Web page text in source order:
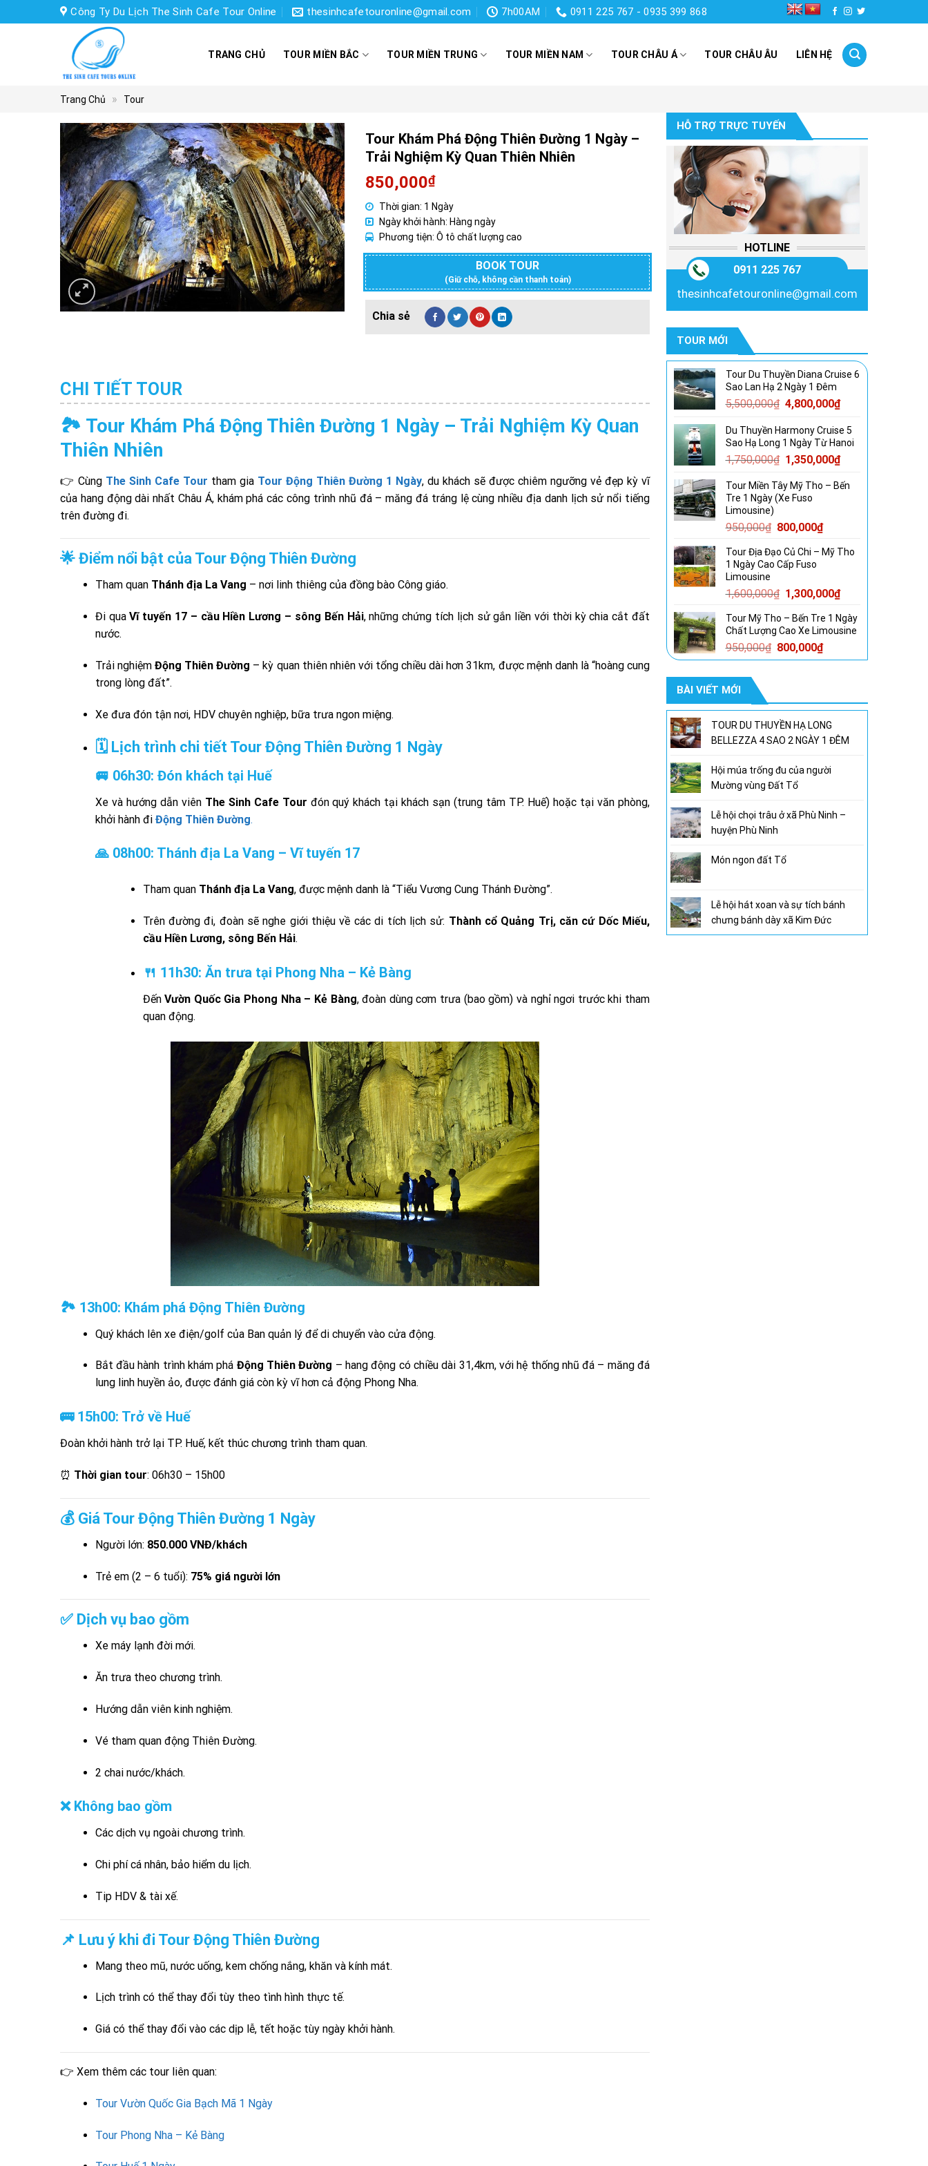
to
Công Ty Du Lịch The Sinh Cafe Tour Online thesinhcafetouronline@gmail.com 7h00AM 0911 225 767 - 0935 399 868
TRANG CHỦ TOUR MIỀN BẮC TOUR MIỀN TRUNG TOUR MIỀN NAM TOUR CHÂU Á TOUR CHÂU ÂU LIÊN HỆ
Trang Chủ » Tour
HỖ TRỢ TRỰC TUYẾN
HOTLINE
0911 225 767
thesinhcafetouronline@gmail.com
TOUR MỚI
Tour Du Thuyền Diana Cruise 6
Sao Lan Hạ 2 Ngày 1 Đêm
5,500,000₫ Giá
là:
5,500,000₫.
4,800,000₫Giá
tại
là:
4,800,000₫.
Du Thuyền Harmony Cruise 5
Sao Hạ Long 1 Ngày Từ Hanoi
1,750,000₫ Giá
là:
1,750,000₫.
1,350,000₫Giá
tại
Tour Miền Tây Mỹ Tho – Bến
Tre 1 Ngày (Xe Fuso
Limousine)
950,000₫ Giá
là:
950,000₫.
800,000₫Giá
tại
Tour Địa Đạo Củ Chi – Mỹ Tho
1 Ngày Cao Cấp Fuso
Limousine
1,600,000₫ Giá
là:
1,600,000₫.
1,300,000₫Giá
tại
là:
Tour Mỹ Tho – Bến Tre 1 Ngày
Chất Lượng Cao Xe Limousine
950,000₫ Giá
gốc
800,000₫Giá
hiện
800,000₫.
BÀI VIẾT MỚI
TOUR DU THUYỀN HẠ LONG
BELLEZZA 4 SAO 2 NGÀY 1 ĐÊM
Hội múa trống đu của người
Mường vùng Đất Tổ
Lễ hội chọi trâu ở xã Phù Ninh –
huyện Phù Ninh
Món ngon đất Tổ
Lễ hội hát xoan và sự tích bánh
chưng bánh dày xã Kim Đức
Tour Khám Phá Động Thiên Đường 1 Ngày –
Trải Nghiệm Kỳ Quan Thiên Nhiên
850,000₫
Thời gian: 1 Ngày
Ngày khởi hành: Hàng ngày
Phương tiện: Ô tô chất lượng cao
BOOK TOUR
(Giữ chỗ, không cần thanh toán)
CHI TIẾT TOUR
🏞️ Tour Khám Phá Động Thiên Đường 1 Ngày – Trải Nghiệm Kỳ Quan
Thiên Nhiên
👉 Cùng The Sinh Cafe Tour tham gia Tour Động Thiên Đường 1 Ngày, du khách sẽ được chiêm ngưỡng vẻ đẹp kỳ vĩ
của hang động dài nhất Châu Á, khám phá các công trình nhũ đá – măng đá tráng lệ cùng nhiều địa danh lịch sử nổi tiếng
trên đường đi.
🌟 Điểm nổi bật của Tour Động Thiên Đường
Tham quan Thánh địa La Vang – nơi linh thiêng của đồng bào Công giáo.
Đi quaVĩ tuyến 17 – cầu Hiền Lương – sông Bến Hải, những chứng tích lịch sử gắn liền với thời kỳ chia cắt đất
nước.
Trải nghiệmĐộng Thiên Đường – kỳ quan thiên nhiên với tổng chiều dài hơn 31km, được mệnh danh là “hoàng cung
trong lòng đất”.
Xe đưa đón tận nơi, HDV chuyên nghiệp, bữa trưa ngon miệng.
🗓️ Lịch trình chi tiết Tour Động Thiên Đường 1 Ngày
🚐 06h30: Đón khách tại Huế
Xe và hướng dẫn viên The Sinh Cafe Tour đón quý khách tại khách sạn (trung tâm TP. Huế) hoặc tại văn phòng,
khởi hành đi Động Thiên Đường.
🙏 08h00: Thánh địa La Vang – Vĩ tuyến 17
Tham quan Thánh địa La Vang, được mệnh danh là “Tiểu Vương Cung Thánh Đường”.
Trên đường đi, đoàn sẽ nghe giới thiệu về các di tích lịch sử: Thành cổ Quảng Trị, căn cứ Dốc Miếu,
cầu Hiền Lương, sông Bến Hải.
🍴 11h30: Ăn trưa tại Phong Nha – Kẻ Bàng
ĐếnVườn Quốc Gia Phong Nha – Kẻ Bàng, đoàn dùng cơm trưa (bao gồm) và nghỉ ngơi trước khi tham
quan động.
🏞️ 13h00: Khám phá Động Thiên Đường
Quý khách lên xe điện/golf của Ban quản lý để di chuyển vào cửa động.
Bắt đầu hành trình khám phá Động Thiên Đường – hang động có chiều dài 31,4km, với hệ thống nhũ đá – măng đá
lung linh huyền ảo, được đánh giá còn kỳ vĩ hơn cả động Phong Nha.
🚌 15h00: Trở về Huế
Đoàn khởi hành trở lại TP. Huế, kết thúc chương trình tham quan.
⏰ Thời gian tour: 06h30 – 15h00
💰 Giá Tour Động Thiên Đường 1 Ngày
Người lớn: 850.000 VNĐ/khách
Trẻ em (2 – 6 tuổi): 75% giá người lớn
✅ Dịch vụ bao gồm
Xe máy lạnh đời mới.
Ăn trưa theo chương trình.
Hướng dẫn viên kinh nghiệm.
Vé tham quan động Thiên Đường.
2 chai nước/khách.
❌ Không bao gồm
Các dịch vụ ngoài chương trình.
Chi phí cá nhân, bảo hiểm du lịch.
Tip HDV & tài xế.
📌 Lưu ý khi đi Tour Động Thiên Đường
Mang theo mũ, nước uống, kem chống nắng, khăn và kính mát.
Lịch trình có thể thay đổi tùy theo tình hình thực tế.
Giá có thể thay đổi vào các dịp lễ, tết hoặc tùy ngày khởi hành.
👉 Xem thêm các tour liên quan:
Tour Vườn Quốc Gia Bạch Mã 1 Ngày
Tour Phong Nha – Kẻ Bàng